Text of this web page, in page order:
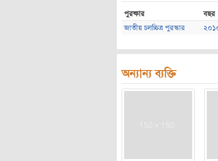
পুরষ্কার
বছর
জাতীয় চলচ্চিত্র পুরস্কার
অন্যান্য ব্যক্তি